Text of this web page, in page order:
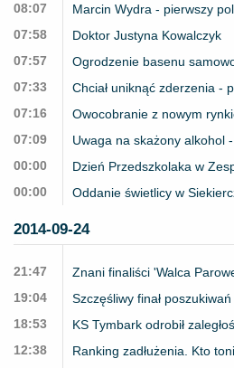
08:07
Marcin Wydra - pierwszy
07:58
Doktor Justyna Kowalczyk
07:57
Ogrodzenie basenu
07:33
Chciał uniknąć zderzenia -
07:16
Owocobranie z nowym
07:09
Uwaga na skażony alkohol
00:00
Dzień Przedszkolaka w
00:00
Oddanie świetlicy w
2014-09-24
21:47
Znani finaliści 'Walca
19:04
Szczęśliwy finał
18:53
KS Tymbark odrobił
12:38
Ranking zadłużenia. Kto